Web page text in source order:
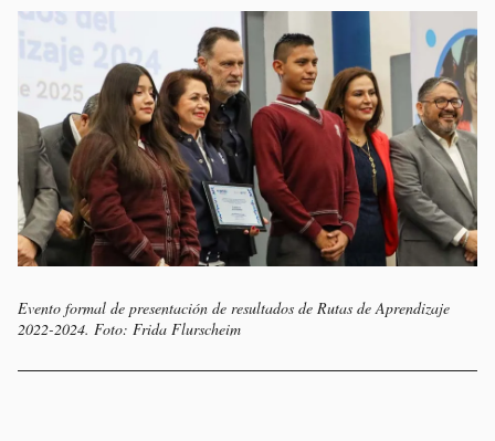
Evento formal de presentación de resultados de Rutas de Aprendizaje
2022-2024. Foto: Frida Flurscheim